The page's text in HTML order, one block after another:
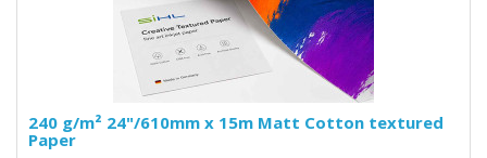
240 g/m² 24"/610mm x 15m Matt Cotton textured
Paper